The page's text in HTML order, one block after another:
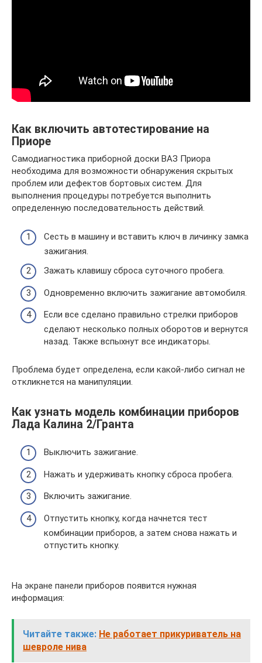
Как включить автотестирование на
Приоре
Самодиагностика приборной доски ВАЗ Приора
необходима для возможности обнаружения скрытых
проблем или дефектов бортовых систем. Для
выполнения процедуры потребуется выполнить
определенную последовательность действий.
Сесть в машину и вставить ключ в личинку замка
зажигания.
Зажать клавишу сброса суточного пробега.
Одновременно включить зажигание автомобиля.
Если все сделано правильно стрелки приборов
сделают несколько полных оборотов и вернутся
назад. Также вспыхнут все индикаторы.
Проблема будет определена, если какой-либо сигнал не
откликнется на манипуляции.
Как узнать модель комбинации приборов
Лада Калина 2/Гранта
Выключить зажигание.
Нажать и удерживать кнопку сброса пробега.
Включить зажигание.
Отпустить кнопку, когда начнется тест
комбинации приборов, а затем снова нажать и
отпустить кнопку.
На экране панели приборов появится нужная
информация:
Читайте также: Не работает прикуриватель на
шевроле нива